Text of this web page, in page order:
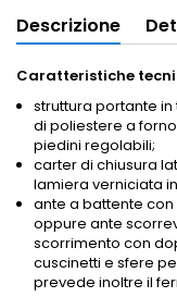
Descrizione
Caratteristiche
struttura portante
di poliestere a
piedini regolabili;
carter di chiusura
lamiera verniciata
ante a battente
oppure ante
scorrimento con
cuscinetti e sfere
prevede inoltre il